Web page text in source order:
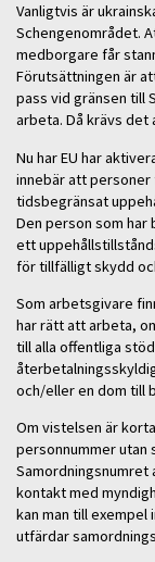
Vanligtvis är
Schengenområdet.
medborgare får
Förutsättningen är
pass vid gränsen till
arbeta. Då krävs det
Nu har EU har
innebär att
tidsbegränsat
Den person som
ett
för tillfälligt skydd
Som arbetsgivare
har rätt att arbeta,
till alla offentliga
och/eller en dom till
Om vistelsen är
personnummer utan
Samordningsnumret
kontakt med
kan man till
utfärdar